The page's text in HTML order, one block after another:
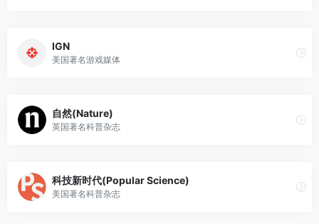
IGN
美国著名游戏媒体
自然(Nature)
英国著名科普杂志
科技新时代(Popular Science)
美国著名科普杂志